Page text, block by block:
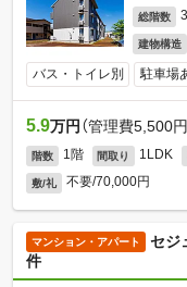
総階数
建物構造
バス・トイレ別 駐車場
5.9万円 （管理費5,500円
階数 1階 間取り 1LDK
敷/礼 不要/70,000円
マンション・アパート
セジ
件